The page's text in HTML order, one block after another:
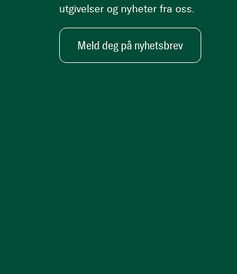
utgivelser og nyheter fra oss.
Meld deg på nyhetsbrev